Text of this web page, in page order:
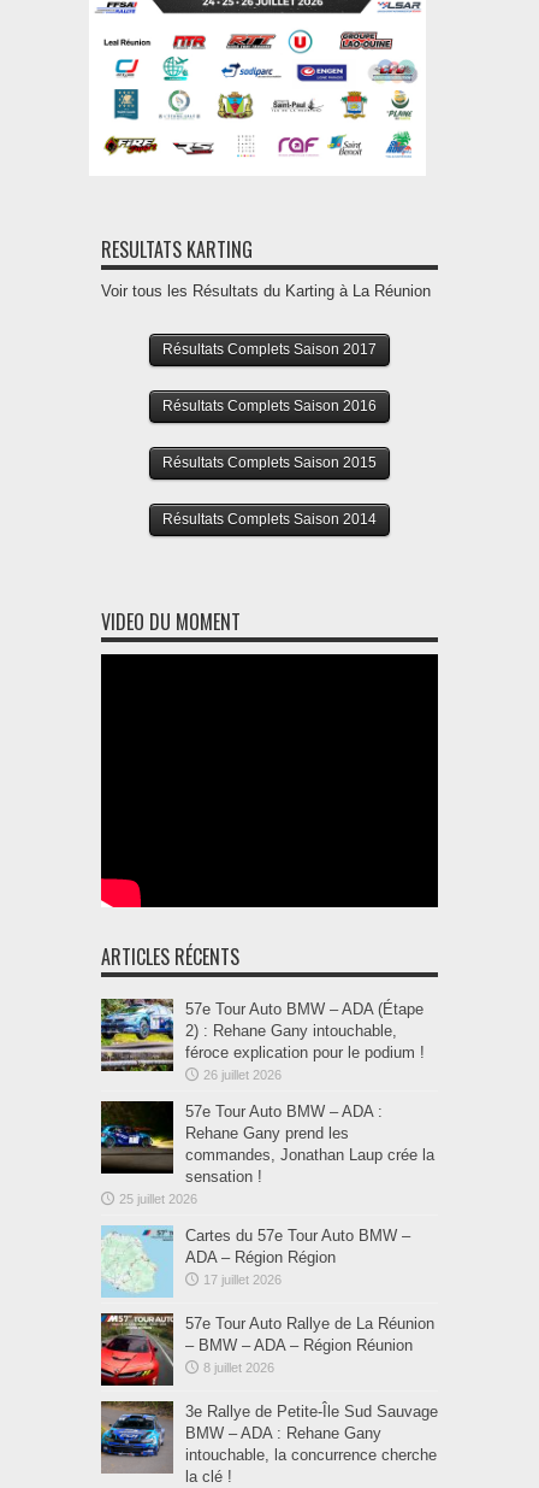
RESULTATS KARTING
Voir tous les Résultats du Karting à La Réunion
Résultats Complets Saison 2017
Résultats Complets Saison 2016
Résultats Complets Saison 2015
Résultats Complets Saison 2014
VIDEO DU MOMENT
ARTICLES RÉCENTS
57e Tour Auto BMW – ADA (Étape
2) : Rehane Gany intouchable,
féroce explication pour le podium !
26 juillet 2026
57e Tour Auto BMW – ADA :
Rehane Gany prend les
commandes, Jonathan Laup crée la
sensation !
25 juillet 2026
Cartes du 57e Tour Auto BMW –
ADA – Région Région
17 juillet 2026
57e Tour Auto Rallye de La Réunion
– BMW – ADA – Région Réunion
8 juillet 2026
3e Rallye de Petite-Île Sud Sauvage
BMW – ADA : Rehane Gany
intouchable, la concurrence cherche
la clé !